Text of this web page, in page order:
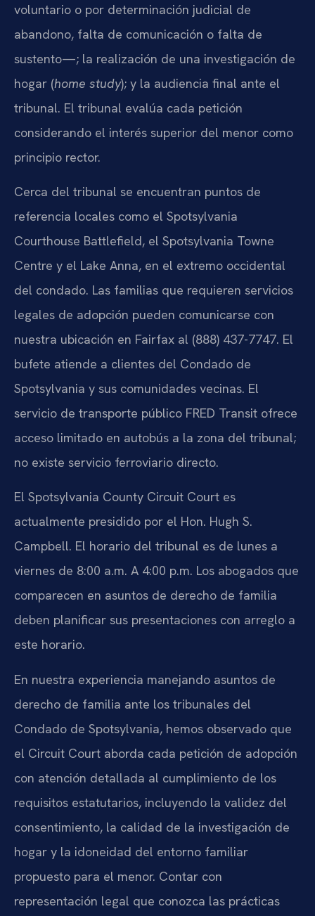
voluntario o por determinación judicial de
abandono, falta de comunicación o falta de
sustento—; la realización de una investigación de
hogar (home study); y la audiencia final ante el
tribunal. El tribunal evalúa cada petición
considerando el interés superior del menor como
principio rector.
Cerca del tribunal se encuentran puntos de
referencia locales como el Spotsylvania
Courthouse Battlefield, el Spotsylvania Towne
Centre y el Lake Anna, en el extremo occidental
del condado. Las familias que requieren servicios
legales de adopción pueden comunicarse con
nuestra ubicación en Fairfax al (888) 437-7747. El
bufete atiende a clientes del Condado de
Spotsylvania y sus comunidades vecinas. El
servicio de transporte público FRED Transit ofrece
acceso limitado en autobús a la zona del tribunal;
no existe servicio ferroviario directo.
El Spotsylvania County Circuit Court es
actualmente presidido por el Hon. Hugh S.
Campbell. El horario del tribunal es de lunes a
viernes de 8:00 a.m. A 4:00 p.m. Los abogados que
comparecen en asuntos de derecho de familia
deben planificar sus presentaciones con arreglo a
este horario.
En nuestra experiencia manejando asuntos de
derecho de familia ante los tribunales del
Condado de Spotsylvania, hemos observado que
el Circuit Court aborda cada petición de adopción
con atención detallada al cumplimiento de los
requisitos estatutarios, incluyendo la validez del
consentimiento, la calidad de la investigación de
hogar y la idoneidad del entorno familiar
propuesto para el menor. Contar con
representación legal que conozca las prácticas